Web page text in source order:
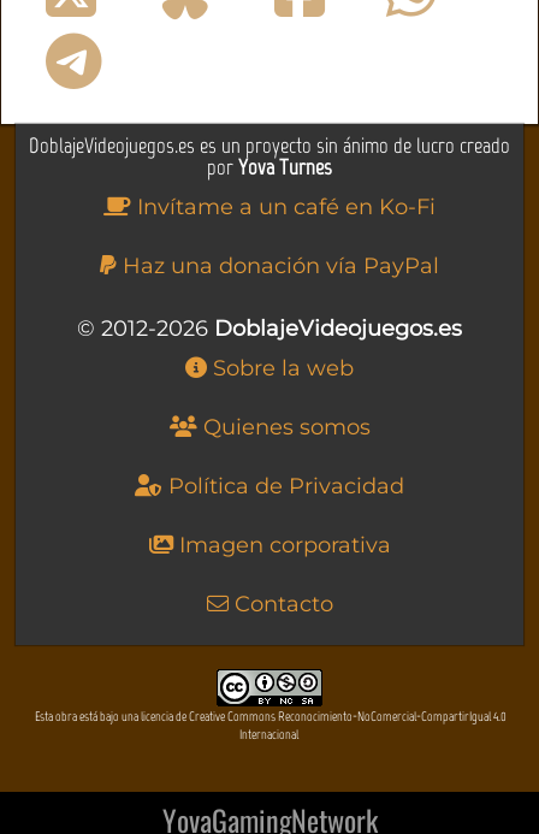
DoblajeVideojuegos.es es un proyecto sin ánimo de lucro creado
porYova Turnes
Invítame a un café en Ko-Fi
Haz una donación vía PayPal
© 2012-2026 DoblajeVideojuegos.es
Sobre la web
Quienes somos
Política de Privacidad
Imagen corporativa
Contacto
Esta obra está bajo una licencia de Creative Commons Reconocimiento-NoComercial-CompartirIgual 4.0
Internacional
YovaGamingNetwork